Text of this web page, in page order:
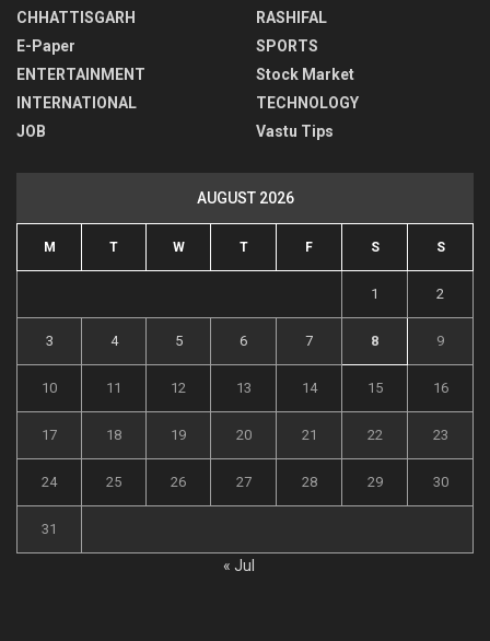
CHHATTISGARH
E-Paper
ENTERTAINMENT
INTERNATIONAL
JOB
RASHIFAL
SPORTS
Stock Market
TECHNOLOGY
Vastu Tips
AUGUST 2026
M T W T F S S
1 2
3 4 5 6 7 8 9
10 11 12 13 14 15 16
17 18 19 20 21 22 23
24 25 26 27 28 29 30
31
« Jul